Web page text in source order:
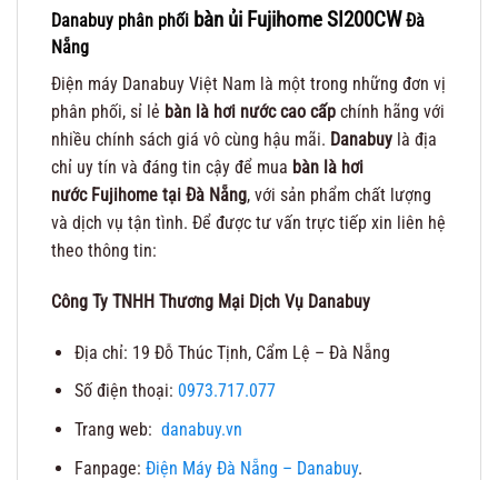
Danabuy phân phối bàn ủi Fujihome SI200CWĐà
Nẵng
Điện máy Danabuy Việt Nam là một trong những đơn vị
phân phối, sỉ lẻ bàn là hơi nước cao cấp chính hãng với
nhiều chính sách giá vô cùng hậu mãi. Danabuy là địa
chỉ uy tín và đáng tin cậy để mua bàn là hơi
nước Fujihome tại Đà Nẵng, với sản phẩm chất lượng
và dịch vụ tận tình. Để được tư vấn trực tiếp xin liên hệ
theo thông tin:
Công Ty TNHH Thương Mại Dịch Vụ Danabuy
Địa chỉ: 19 Đỗ Thúc Tịnh, Cẩm Lệ – Đà Nẵng
Số điện thoại: 0973.717.077
Trang web: danabuy.vn
Fanpage: Điện Máy Đà Nẵng – Danabuy.